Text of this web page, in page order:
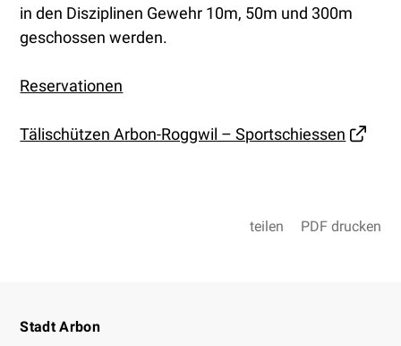
in den Disziplinen Gewehr 10m, 50m und 300m
geschossen werden.
Reservationen
Tälischützen Arbon-Roggwil – Sportschiessen
teilen PDF drucken
Stadt Arbon